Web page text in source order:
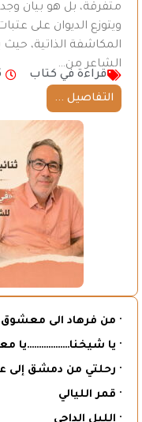
متفرقة، بل هو بيان
ويتوزع الديوان على
المكاشفة الذاتية،
الشاعر من…
قراءة في كتاب
التفاصيل ...
· من فرهاد الى
· يا شيخنا………………يا
· رحلتي من دمشق إلى
· قمر الليالي
· الليل الداجي